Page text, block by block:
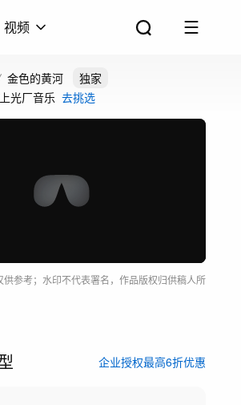
视频
金色的黄河
独家
光厂音乐 去挑选
供参考；水印不代表署名，作品版权归供稿人所
企业授权最高6折优惠